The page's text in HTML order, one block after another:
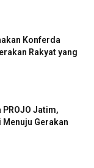
Konferda
Rakyat yang
Jatim,
Gerakan